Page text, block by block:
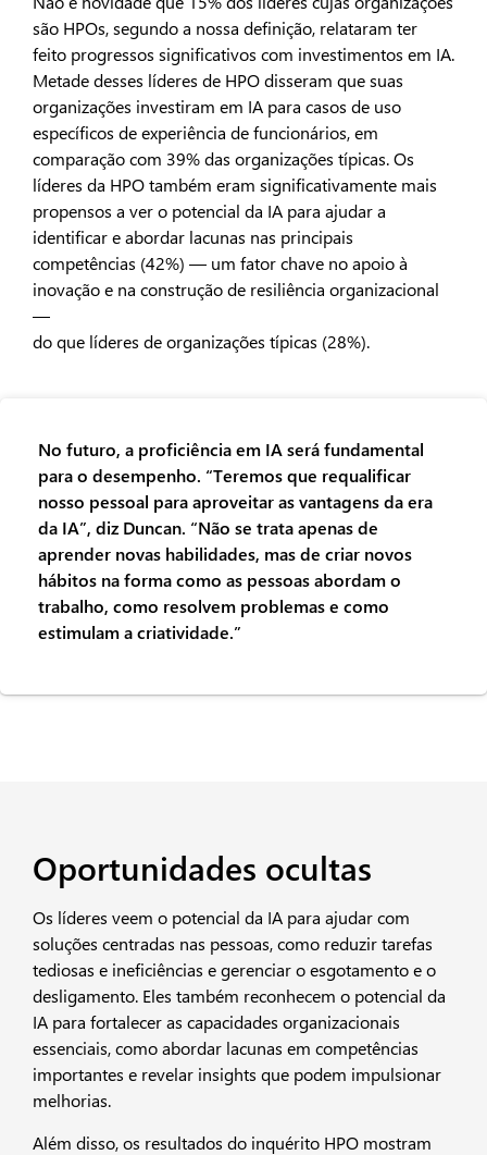
são HPOs, segundo a nossa definição, relataram ter
feito progressos significativos com investimentos em IA.
Metade desses líderes de HPO disseram que suas
organizações investiram em IA para casos de uso
específicos de experiência de funcionários, em
comparação com 39% das organizações típicas. Os
líderes da HPO também eram significativamente mais
propensos a ver o potencial da IA para ajudar a
identificar e abordar lacunas nas principais
competências (42%) — um fator chave no apoio à
inovação e na construção de resiliência organizacional
—
do que líderes de organizações típicas (28%).
No futuro, a proficiência em IA será fundamental
para o desempenho. “Teremos que requalificar
nosso pessoal para aproveitar as vantagens da era
da IA”, diz Duncan. “Não se trata apenas de
aprender novas habilidades, mas de criar novos
hábitos na forma como as pessoas abordam o
trabalho, como resolvem problemas e como
estimulam a criatividade.”
Oportunidades ocultas
Os líderes veem o potencial da IA para ajudar com
soluções centradas nas pessoas, como reduzir tarefas
tediosas e ineficiências e gerenciar o esgotamento e o
desligamento. Eles também reconhecem o potencial da
IA para fortalecer as capacidades organizacionais
essenciais, como abordar lacunas em competências
importantes e revelar insights que podem impulsionar
melhorias.
Além disso, os resultados do inquérito HPO mostram